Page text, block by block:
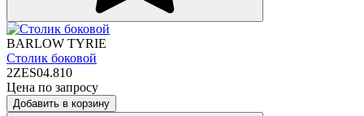
BARLOW TYRIE
Столик боковой
2ZES04.810
Цена по запросу
Добавить в корзину